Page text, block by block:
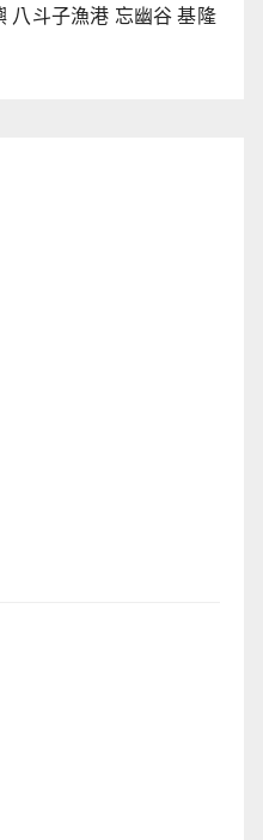
八斗子漁港 忘幽谷 基隆